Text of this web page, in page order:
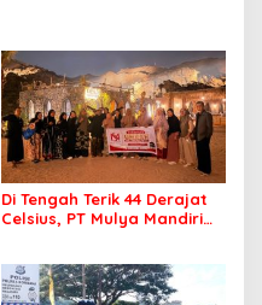
Di Tengah Terik 44 Derajat
Celsius, PT Mulya Mandiri
Nyaman Beribadah